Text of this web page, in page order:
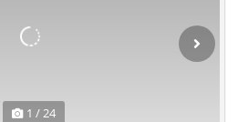
1 / 24